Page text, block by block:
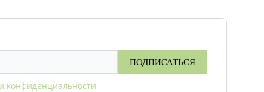
ПОДПИСАТЬСЯ
конфиденциальности